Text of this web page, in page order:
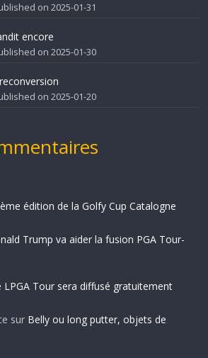
on 2025-01-31
encore
on 2025-01-30
on 2025-01-20
édition de la Golfy Cup Catalogne
Trump va aider la fusion PGA Tour-
LPGA Tour sera diffusé gratuitement
sur Belly ou long putter, objets de